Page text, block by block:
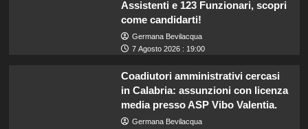
Assistenti e 123 Funzionari, scopri
come candidarti!
Germana Bevilacqua
7 Agosto 2026 : 19:00
Coadiutori amministrativi cercasi
in Calabria: assunzioni con licenza
media presso ASP Vibo Valentia.
Germana Bevilacqua